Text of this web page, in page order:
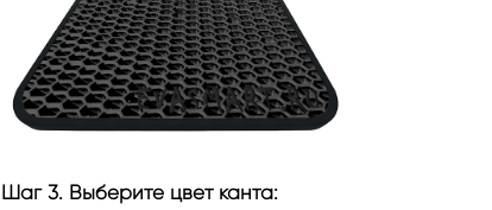
Шаг 3. Выберите цвет канта: